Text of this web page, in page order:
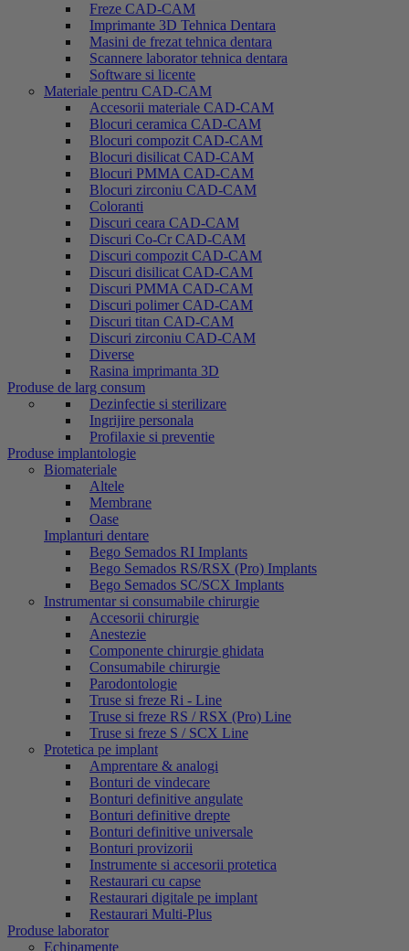
Freze CAD-CAM
Imprimante 3D Tehnica Dentara
Masini de frezat tehnica dentara
Scannere laborator tehnica dentara
Software si licente
Materiale pentru CAD-CAM
Accesorii materiale CAD-CAM
Blocuri ceramica CAD-CAM
Blocuri compozit CAD-CAM
Blocuri disilicat CAD-CAM
Blocuri PMMA CAD-CAM
Blocuri zirconiu CAD-CAM
Coloranti
Discuri ceara CAD-CAM
Discuri Co-Cr CAD-CAM
Discuri compozit CAD-CAM
Discuri disilicat CAD-CAM
Discuri PMMA CAD-CAM
Discuri polimer CAD-CAM
Discuri titan CAD-CAM
Discuri zirconiu CAD-CAM
Diverse
Rasina imprimanta 3D
Produse de larg consum
Dezinfectie si sterilizare
Ingrijire personala
Profilaxie si preventie
Produse implantologie
Biomateriale
Altele
Membrane
Oase
Implanturi dentare
Bego Semados RI Implants
Bego Semados RS/RSX (Pro) Implants
Bego Semados SC/SCX Implants
Instrumentar si consumabile chirurgie
Accesorii chirurgie
Anestezie
Componente chirurgie ghidata
Consumabile chirurgie
Parodontologie
Truse si freze Ri - Line
Truse si freze RS / RSX (Pro) Line
Truse si freze S / SCX Line
Protetica pe implant
Amprentare & analogi
Bonturi de vindecare
Bonturi definitive angulate
Bonturi definitive drepte
Bonturi definitive universale
Bonturi provizorii
Instrumente si accesorii protetica
Restaurari cu capse
Restaurari digitale pe implant
Restaurari Multi-Plus
Produse laborator
Echipamente